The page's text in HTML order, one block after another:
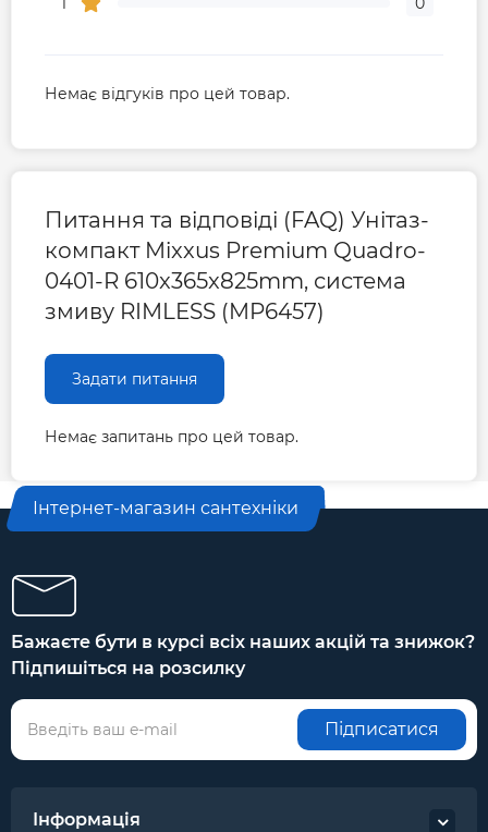
Немає відгуків про цей товар.
Питання та відповіді (FAQ) Унітаз-
компакт Mixxus Premium Quadro-
0401-R 610x365x825mm, система
змиву RIMLESS (MP6457)
Задати питання
Немає запитань про цей товар.
Інтернет-магазин сантехніки
Бажаєте бути в курсі всіх наших акцій та знижок?
Підпишіться на розсилку
Підписатися
Інформація